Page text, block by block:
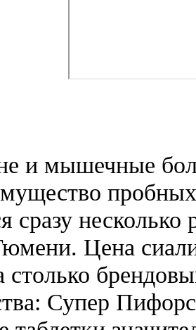
и мышечные
сразу
Цена
столько
Супер